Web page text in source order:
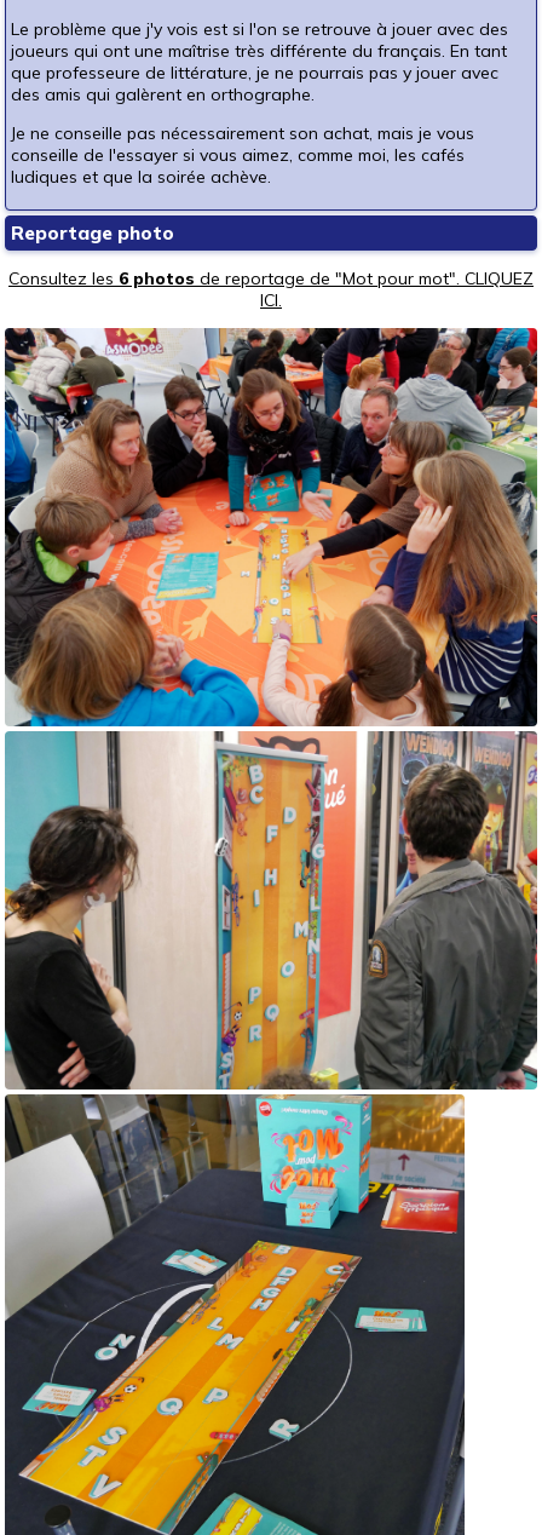
Le problème que j'y vois est si l'on se retrouve à jouer avec des
joueurs qui ont une maîtrise très différente du français. En tant
que professeure de littérature, je ne pourrais pas y jouer avec
des amis qui galèrent en orthographe.
Je ne conseille pas nécessairement son achat, mais je vous
conseille de l'essayer si vous aimez, comme moi, les cafés
ludiques et que la soirée achève.
Reportage photo
Consultez les 6 photos de reportage de "Mot pour mot". CLIQUEZ
ICI.